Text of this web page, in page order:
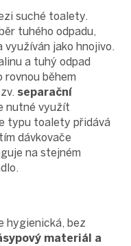
suché toalety.
tuhého odpadu,
využíván jako hnojivo.
a tuhý odpad
rovnou během
separační
nutné využít
typu toalety přidává
dávkovače
na stejném
hygienická, bez
materiál a